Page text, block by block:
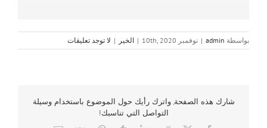
بواسطة admin
| نوفمبر 10th, 2020 | الخير | لا توجد تعليقات
شارك هذه الصفحة, واترك رأيك حول الموضوع باستخدام وسيلة
التواصل التي تناسبك!